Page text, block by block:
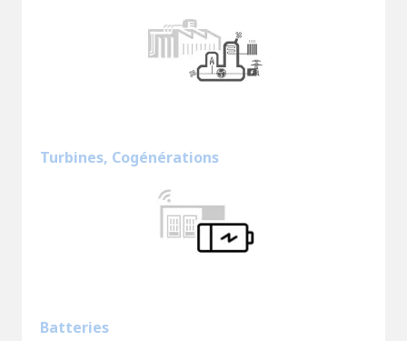
Turbines, Cogénérations
Batteries